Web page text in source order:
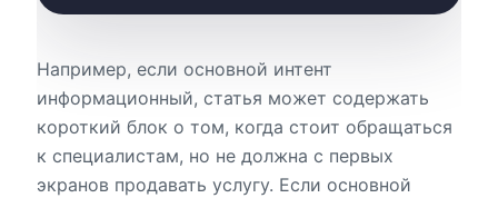
Например, если основной интент
информационный, статья может содержать
короткий блок о том, когда стоит обращаться
к специалистам, но не должна с первых
экранов продавать услугу. Если основной